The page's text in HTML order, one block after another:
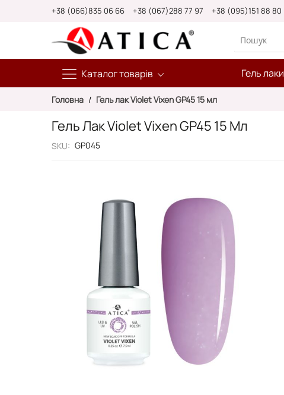
+38 (066)835 06 66 +38 (067)288 77 97 +38 (095)151 88 80
Каталог товарів Гель лаки
Головна Гель лак Violet Vixen GP45 15 мл
Гель Лак Violet Vixen GP45 15 Мл
SKU GP045